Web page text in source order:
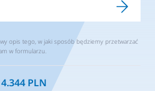
opis tego, w jaki sposób będziemy przetwarzać
w formularzu.
4.344 PLN